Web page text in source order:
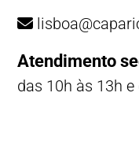
Atendimento
das 10h às 13h